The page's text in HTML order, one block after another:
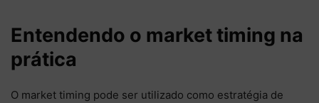
Entendendo o market timing na
prática
O market timing pode ser utilizado como estratégia de